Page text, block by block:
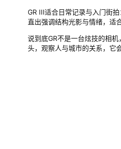
GR III适合日常记录与入门街
直出强调结构光影与情绪，适
说到底GR不是一台炫技的相
头，观察人与城市的关系，它